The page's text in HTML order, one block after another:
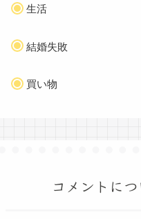
生活
結婚失敗
買い物
コメントに